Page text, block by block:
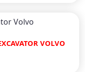
VOLVO